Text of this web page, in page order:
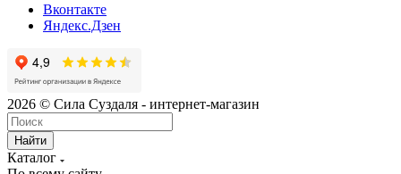
Вконтакте
Яндекс.Дзен
2026 © Сила Суздаля - интернет-магазин
Найти
Каталог